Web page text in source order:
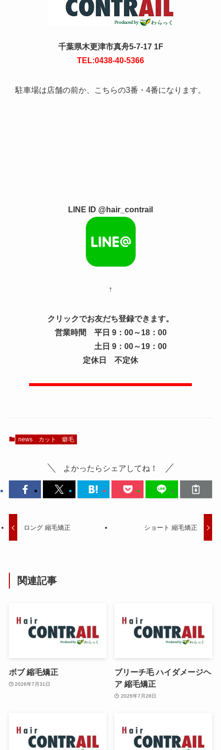
千葉県木更津市真舟5-7-17 1F
TEL:0438-40-5366
駐車場は店舗の前か、こちらの3番・4番になります。
LINE ID @hair_contrail
↑
クリックでお友だち登録できます。
営業時間 平日 9：00～18：00
土日 9：00～19：00
定休日 不定休
news カット 癖毛
よかったらシェアしてね！
ロング 縮毛矯正 ショート 縮毛矯正
関連記事
ボブ 縮毛矯正
2026年7月31日
ブリーチ毛 ハイダメージヘ
ア 縮毛矯正
2026年7月28日